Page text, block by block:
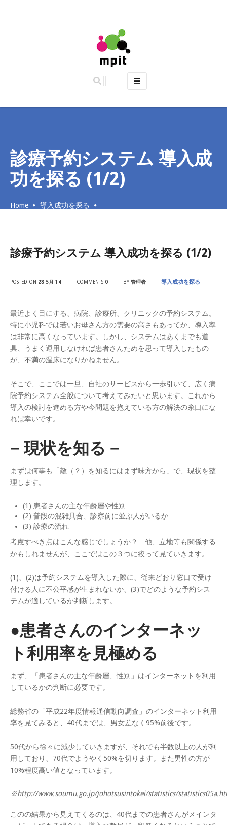
ご利用料金 (2019年10月より料金改定)
よくある質問
お問い合わせ
診療予約システム 導入成
功を探る (1/2)
Home
導入成功を探る
診療予約システム 導入成功を探る (1/2)
POSTED ON 28 5月 14 COMMENTS 0 BY 管理者 導入成功を探る
最近よく目にする、病院、診療所、クリニックの予約システム。
特に小児科では若いお母さん方の需要の高さもあってか、導入率
は非常に高くなっています。しかし、システムはあくまでも道
具、うまく運用しなければ患者さんためを思って導入したもの
が、不満の温床になりかねません。
そこで、ここでは一旦、自社のサービスから一歩引いて、広く病
院予約システム全般について考えてみたいと思います。これから
導入の検討を進める方や今問題を抱えている方の解決の糸口にな
れば幸いです。
− 現状を知る −
まずは何事も「敵（？）を知るにはまず味方から」で、現状を整
理します。
(1) 患者さんの主な年齢層や性別
(2) 普段の混雑具合、診察前に並ぶ人がいるか
(3) 診療の流れ
考慮すべき点はこんな感じでしょうか？ 他、立地等も関係する
かもしれませんが、ここではこの３つに絞って見ていきます。
(1)、(2)は予約システムを導入した際に、従来どおり窓口で受け
付ける人に不公平感が生まれないか、(3)でどのような予約シス
テムが適しているか判断します。
●患者さんのインターネッ
ト利用率を見極める
まず、「患者さんの主な年齢層、性別」はインターネットを利用
しているかの判断に必要です。
総務省の「平成22年度情報通信動向調査」のインターネット利用
率を見てみると、40代までは、男女差なく95%前後です。
50代から徐々に減少していきますが、それでも半数以上の人が利
用しており、70代でようやく50%を切ります。また男性の方が
10%程度高い値となっています。
※http://www.soumu.go.jp/johotsusintokei/statistics/
このの結果から見えてくるのは、40代までの患者さんがメインタ